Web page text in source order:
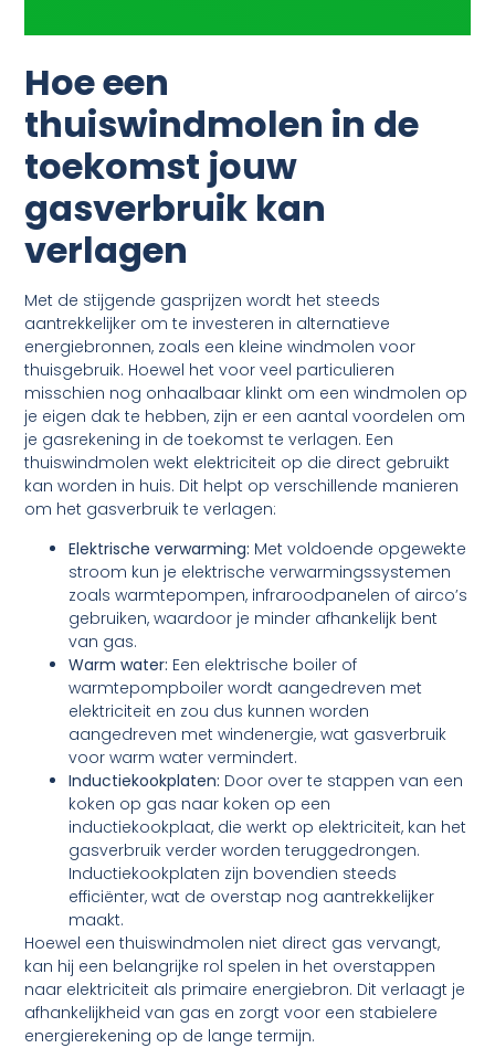
Hoe een
thuiswindmolen in de
toekomst jouw
gasverbruik kan
verlagen
Met de stijgende gasprijzen wordt het steeds
aantrekkelijker om te investeren in alternatieve
energiebronnen, zoals een kleine windmolen voor
thuisgebruik. Hoewel het voor veel particulieren
misschien nog onhaalbaar klinkt om een windmolen op
je eigen dak te hebben, zijn er een aantal voordelen om
je gasrekening in de toekomst te verlagen. Een
thuiswindmolen wekt elektriciteit op die direct gebruikt
kan worden in huis. Dit helpt op verschillende manieren
om het gasverbruik te verlagen:
Elektrische verwarming: Met voldoende opgewekte
stroom kun je elektrische verwarmingssystemen
zoals warmtepompen, infraroodpanelen of airco’s
gebruiken, waardoor je minder afhankelijk bent
van gas.
Warm water: Een elektrische boiler of
warmtepompboiler wordt aangedreven met
elektriciteit en zou dus kunnen worden
aangedreven met windenergie, wat gasverbruik
voor warm water vermindert.
Inductiekookplaten: Door over te stappen van een
koken op gas naar koken op een
inductiekookplaat, die werkt op elektriciteit, kan het
gasverbruik verder worden teruggedrongen.
Inductiekookplaten zijn bovendien steeds
efficiënter, wat de overstap nog aantrekkelijker
maakt.
Hoewel een thuiswindmolen niet direct gas vervangt,
kan hij een belangrijke rol spelen in het overstappen
naar elektriciteit als primaire energiebron. Dit verlaagt je
afhankelijkheid van gas en zorgt voor een stabielere
energierekening op de lange termijn.